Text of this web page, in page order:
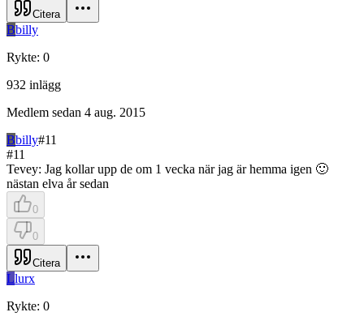
Citera
Bbilly
Rykte: 0
932 inlägg
Medlem sedan 4 aug. 2015
Bbilly#11
#11
Tevey: Jag kollar upp de om 1 vecka när jag är hemma igen 🙂
nästan elva år sedan
0
0
Citera
Llurx
Rykte: 0